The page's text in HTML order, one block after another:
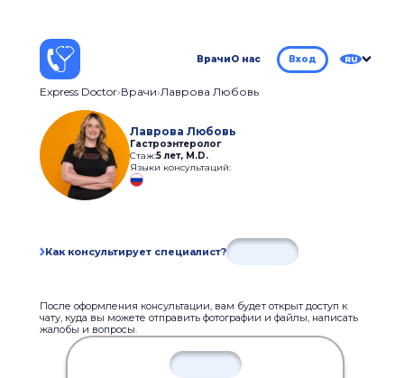
ВрачиО нас Вход RU
Express Doctor Врачи Лаврова Любовь
Лаврова Любовь
Гастроэнтеролог
Стаж:5 лет, M.D.
Языки консультаций:
Как консультирует специалист?
После оформления консультации, вам будет открыт доступ к
чату, куда вы можете отправить фотографии и файлы, написать
жалобы и вопросы.